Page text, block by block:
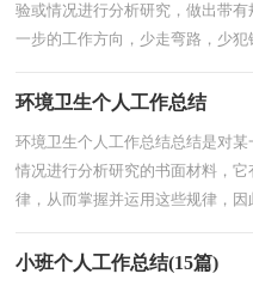
验或情况进行分析研究，做出带
一步的工作方向，少走弯路，少犯
环境卫生个人工作总结
环境卫生个人工作总结总结是对
情况进行分析研究的书面材料，
律，从而掌握并运用这些规律，因
小班个人工作总结(15篇)